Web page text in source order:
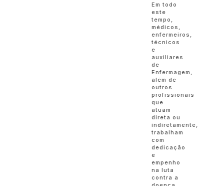
Em todo
este
tempo,
médicos,
enfermeiros,
técnicos
e
auxiliares
de
Enfermagem,
além de
outros
profissionais
que
atuam
direta ou
indiretamente,
trabalham
com
dedicação
e
empenho
na luta
contra a